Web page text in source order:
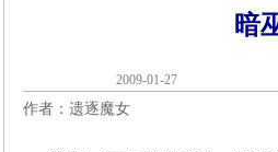
暗
2009-01-
作者：遗逐魔女